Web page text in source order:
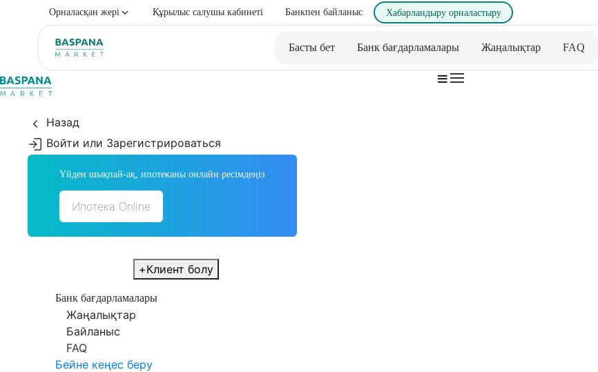
Орналасқан жері Құрылыс салушы кабинеті Банкпен байланыс Хабарландыру орналастыру
Басты бет Банк бағдарламалары Жаңалықтар FAQ
Назад
Войти или Зарегистрироваться
Үйден шықпай-ақ, ипотеканы онлайн ресімдеңіз
Ипотека Online
+Клиент болу
Банк бағдарламалары
Жаңалықтар
Байланыс
FAQ
Бейне кеңес беру